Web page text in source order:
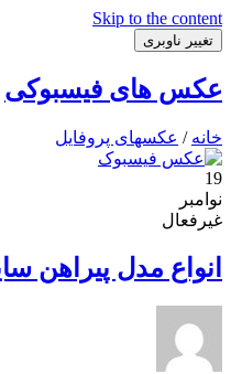
Skip to the content
تغییر ناوبری
عکس های فیسبوکی
خانه / عکسهای پروفایل
19
نوامبر
غیرفعال
انواع مدل پیراهن